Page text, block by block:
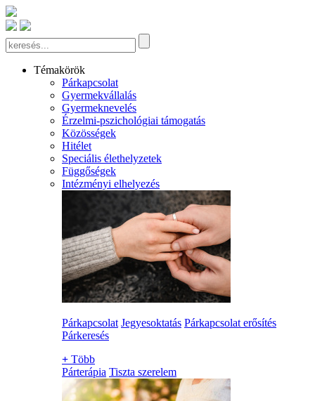
Témakörök
Párkapcsolat
Gyermekvállalás
Gyermeknevelés
Érzelmi-pszichológiai támogatás
Közösségek
Hitélet
Speciális élethelyzetek
Függőségek
Intézményi elhelyezés
Párkapcsolat Jegyesoktatás Párkapcsolat erősítés
Párkeresés
+ Több
Párterápia Tiszta szerelem